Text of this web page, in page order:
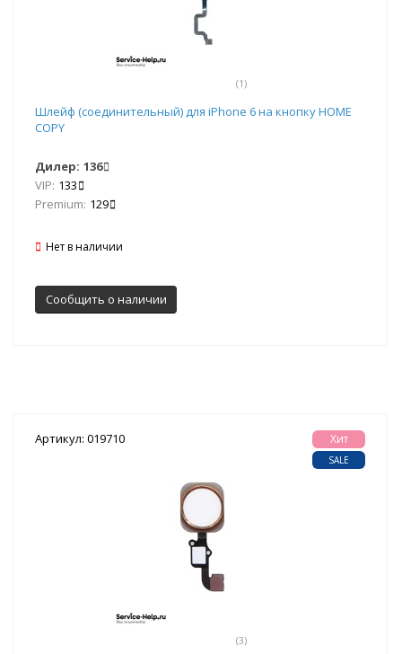
(1)
Шлейф (соединительный) для iPhone 6 на кнопку HOME
COPY
Дилер: 136
VIP: 133
Premium: 129
Нет в наличии
Сообщить о наличии
Артикул: 019710
(3)
Хит
SALE